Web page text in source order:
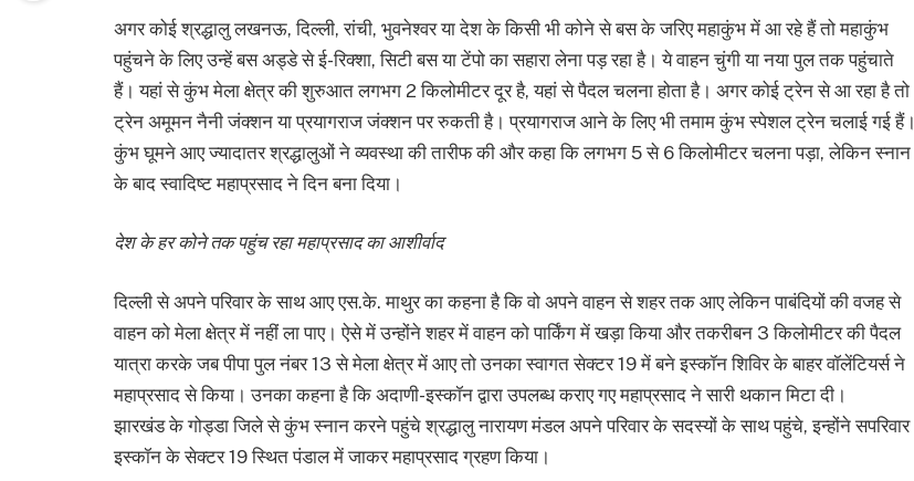
अगर कोई श्रद्धालु लखनऊ, दिल्ली, रांची, भुवनेश्वर या देश के किसी भी कोने से बस के जरिए महाकुंभ में आ रहे हैं तो महाकुंभ
पहुंचने के लिए उन्हें बस अड्डे से ई-रिक्शा, सिटी बस या टेंपो का सहारा लेना पड़ रहा है। ये वाहन चुंगी या नया पुल तक पहुंचाते
हैं। यहां से कुंभ मेला क्षेत्र की शुरुआत लगभग 2 किलोमीटर दूर है, यहां से पैदल चलना होता है। अगर कोई ट्रेन से आ रहा है तो
ट्रेन अमूमन नैनी जंक्शन या प्रयागराज जंक्शन पर रुकती है। प्रयागराज आने के लिए भी तमाम कुंभ स्पेशल ट्रेन चलाई गई हैं।
कुंभ घूमने आए ज्यादातर श्रद्धालुओं ने व्यवस्था की तारीफ की और कहा कि लगभग 5 से 6 किलोमीटर चलना पड़ा, लेकिन स्नान
के बाद स्वादिष्ट महाप्रसाद ने दिन बना दिया।
देश के हर कोने तक पहुंच रहा महाप्रसाद का आशीर्वाद
दिल्ली से अपने परिवार के साथ आए एस.के. माथुर का कहना है कि वो अपने वाहन से शहर तक आए लेकिन पाबंदियों की वजह से
वाहन को मेला क्षेत्र में नहीं ला पाए। ऐसे में उन्होंने शहर में वाहन को पार्किंग में खड़ा किया और तकरीबन 3 किलोमीटर की पैदल
यात्रा करके जब पीपा पुल नंबर 13 से मेला क्षेत्र में आए तो उनका स्वागत सेक्टर 19 में बने इस्कॉन शिविर के बाहर वॉलेंटियर्स ने
महाप्रसाद से किया। उनका कहना है कि अदाणी-इस्कॉन द्वारा उपलब्ध कराए गए महाप्रसाद ने सारी थकान मिटा दी।
झारखंड के गोड्डा जिले से कुंभ स्नान करने पहुंचे श्रद्धालु नारायण मंडल अपने परिवार के सदस्यों के साथ पहुंचे, इन्होंने सपरिवार
इस्कॉन के सेक्टर 19 स्थित पंडाल में जाकर महाप्रसाद ग्रहण किया।